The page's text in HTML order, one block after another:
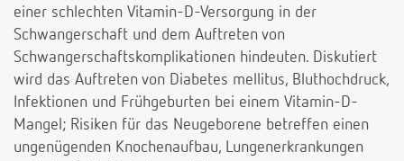
einer schlechten Vitamin-D-Versorgung in der
Schwangerschaft und dem Auftreten von
Schwangerschaftskomplikationen hindeuten. Diskutiert
wird das Auftreten von Diabetes mellitus, Bluthochdruck,
Infektionen und Frühgeburten bei einem Vitamin-D-
Mangel; Risiken für das Neugeborene betreffen einen
ungenügenden Knochenaufbau, Lungenerkrankungen